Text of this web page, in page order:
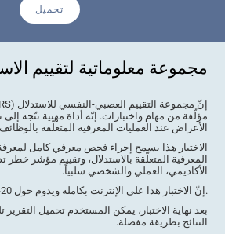
تحميل
مجموعة معلوماتية لتقييم
مؤلّفة من مهام واختبارات. إنّه أداة مهنية تتّجه إلى
الأعراض عند العمليات المعرفية المتعلّقة
الاختبار هذا يسمح إجراء فحص معرفي كامل
المعرفية المتعلّقة بالاستدلال، وتقييم مؤشر خطر
الأكاديمي، العملي والشخصي سلبياً.
.إنّ الاختبار هذا على الإنترنت بكامله ويدوم حول 20-25 دقيقة.
النتائج بطريقة مفصلة.